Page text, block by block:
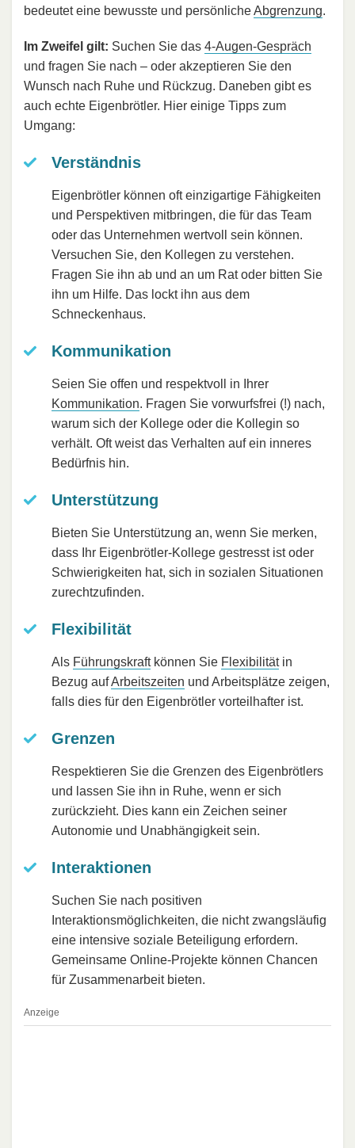
bedeutet eine bewusste und persönlicheAbgrenzung.
Im Zweifel gilt: Suchen Sie das 4-Augen-Gespräch
und fragen Sie nach – oder akzeptieren Sie den
Wunsch nach Ruhe und Rückzug. Daneben gibt es
auch echte Eigenbrötler. Hier einige Tipps zum
Umgang:
Verständnis
Eigenbrötler können oft einzigartige Fähigkeiten
und Perspektiven mitbringen, die für das Team
oder das Unternehmen wertvoll sein können.
Versuchen Sie, den Kollegen zu verstehen.
Fragen Sie ihn ab und an um Rat oder bitten Sie
ihn um Hilfe. Das lockt ihn aus dem
Schneckenhaus.
Kommunikation
Seien Sie offen und respektvoll in Ihrer
Kommunikation. Fragen Sie vorwurfsfrei (!) nach,
warum sich der Kollege oder die Kollegin so
verhält. Oft weist das Verhalten auf ein inneres
Bedürfnis hin.
Unterstützung
Bieten Sie Unterstützung an, wenn Sie merken,
dass Ihr Eigenbrötler-Kollege gestresst ist oder
Schwierigkeiten hat, sich in sozialen Situationen
zurechtzufinden.
Flexibilität
Als Führungskraftkönnen Sie Flexibilitätin
Bezug aufArbeitszeiten und Arbeitsplätze zeigen,
falls dies für den Eigenbrötler vorteilhafter ist.
Grenzen
Respektieren Sie die Grenzen des Eigenbrötlers
und lassen Sie ihn in Ruhe, wenn er sich
zurückzieht. Dies kann ein Zeichen seiner
Autonomie und Unabhängigkeit sein.
Interaktionen
Suchen Sie nach positiven
Interaktionsmöglichkeiten, die nicht zwangsläufig
eine intensive soziale Beteiligung erfordern.
Gemeinsame Online-Projekte können Chancen
für Zusammenarbeit bieten.
Anzeige